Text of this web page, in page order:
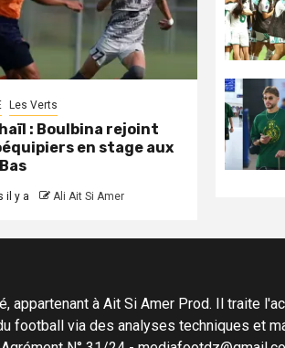
Les Verts
: Boulbina rejoint
en stage aux
il y a Ali Ait Si Amer
à Ait Si Amer Prod. Il traite
football via des analyses techniques et